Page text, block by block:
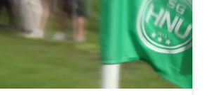
Punkte. Das 1:1 schmeichelte dem
zahlreiche Torchancen ungenutzt.